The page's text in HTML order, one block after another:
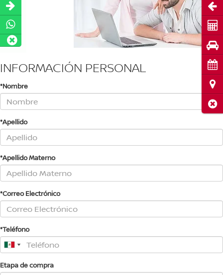
INFORMACIÓN PERSONAL
*Nombre
*Apellido
*Apellido Materno
*Correo Electrónico
*Teléfono
Etapa de compra